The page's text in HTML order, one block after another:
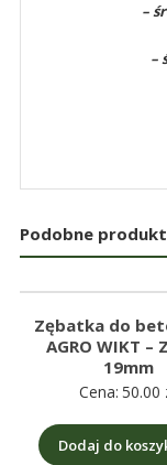
–
–
Podobne
Zębatka do
AGRO WIKT –
19mm
Cena: 50.00
Dodaj do